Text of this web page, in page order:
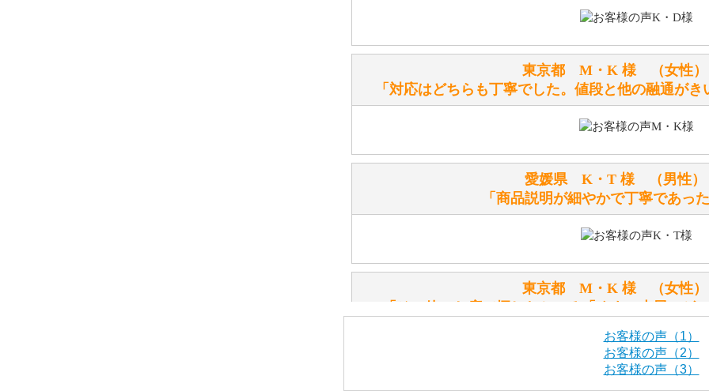
テディベアを横にすると音が鳴ります、なぜでしょうか？
シュタイフのテディベアには、鳴くタイプのテディベアがい
お腹の中にグロウラーという部品を内臓しています。
体をねかせたりおこしたりすると「グーグー」と鳴くタイプ
テディベアのお腹を押すと「キュッキュッ」と音が鳴ります
シュタイフのテディベアには、おなかを押すと「キュッキュ
シュタイフ社製品の実物を見ることはできますか？
当店はネット販売ですので実物をお見せすることができませ
東京都 M・K 様 （女
「対応はどちらも丁寧でした。値段と他の融通がき
愛媛県 K・T 様 （男
「商品説明が細やかで丁寧であっ
東京都 M・K 様 （女
お客様の声（1）
お客様の声（2）
お客様の声（3）